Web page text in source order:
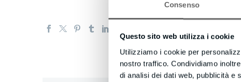
Consenso
Questo sito web utilizza i cookie
Utilizziamo i cookie per
nostro traffico. Condividiamo
di analisi dei dati web, pubblicità e